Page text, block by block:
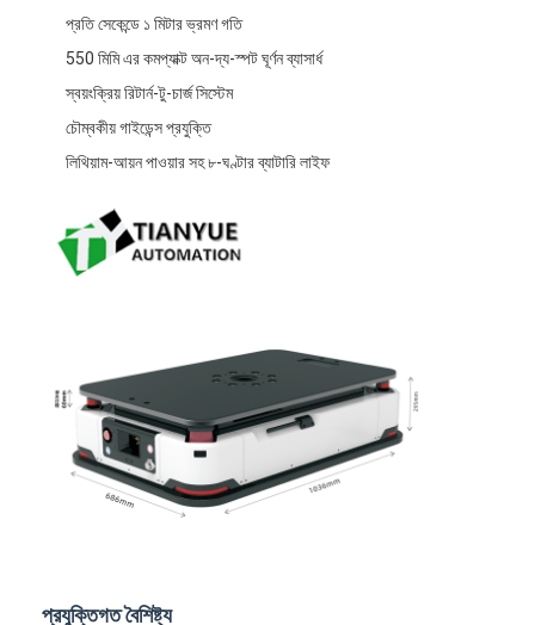
প্রতি সেকেন্ডে ১ মিটার ভ্রমণ গতি
550 মিমি এর কমপ্যাক্ট অন-দ্য-স্পট ঘূর্ণন ব্যাসার্ধ
স্বয়ংক্রিয় রিটার্ন-টু-চার্জ সিস্টেম
চৌম্বকীয় গাইডেন্স প্রযুক্তি
লিথিয়াম-আয়ন পাওয়ার সহ ৮-ঘণ্টার ব্যাটারি লাইফ
প্রযুক্তিগত বৈশিষ্ট্য